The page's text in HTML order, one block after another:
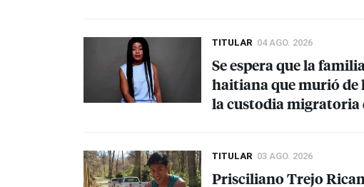
TITULAR 04 AGO. 2026
Se espera que la
haitiana que murió de
la custodia migratoria
TITULAR 03 AGO. 2026
Prisciliano Trejo